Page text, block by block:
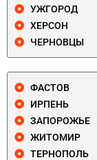
УЖГОРОД
ХЕРСОН
ЧЕРНОВЦЫ
ФАСТОВ
ИРПЕНЬ
ЗАПОРОЖЬЕ
ЖИТОМИР
ТЕРНОПОЛЬ